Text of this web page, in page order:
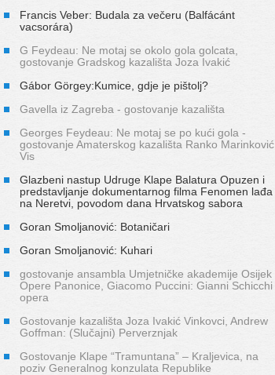
Francis Veber: Budala za večeru (Balfácánt
vacsorára)
G Feydeau: Ne motaj se okolo gola golcata,
gostovanje Gradskog kazališta Joza Ivakić
Gábor Görgey:Kumice, gdje je pištolj?
Gavella iz Zagreba - gostovanje kazališta
Georges Feydeau: Ne motaj se po kući gola -
gostovanje Amaterskog kazališta Ranko Marinković
Vis
Glazbeni nastup Udruge Klape Balatura Opuzen i
predstavljanje dokumentarnog filma Fenomen lađa
na Neretvi, povodom dana Hrvatskog sabora
Goran Smoljanović: Botaničari
Goran Smoljanović: Kuhari
gostovanje ansambla Umjetničke akademije Osijek
Opere Panonice, Giacomo Puccini: Gianni Schicchi
opera
Gostovanje kazališta Joza Ivakić Vinkovci, Andrew
Goffman: (Slučajni) Perverznjak
Gostovanje Klape “Tramuntana” – Kraljevica, na
poziv Generalnog konzulata Republike